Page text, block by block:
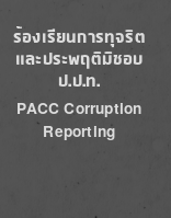
ร้องเรียนการทุจริต
และประพฤติมิชอบ
ป.ป.ท.
PACC Corruption
Reporting